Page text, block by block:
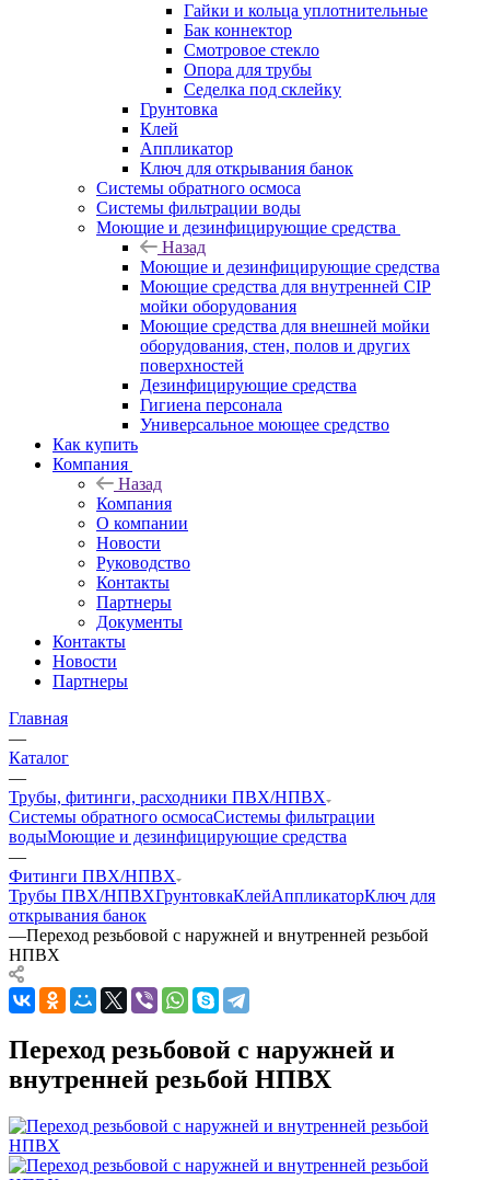
Гайки и кольца уплотнительные
Бак коннектор
Смотровое стекло
Опора для трубы
Седелка под склейку
Грунтовка
Клей
Аппликатор
Ключ для открывания банок
Системы обратного осмоса
Системы фильтрации воды
Моющие и дезинфицирующие средства
Назад
Моющие и дезинфицирующие средства
Моющие средства для внутренней CIP
мойки оборудования
Моющие средства для внешней мойки
оборудования, стен, полов и других
поверхностей
Дезинфицирующие средства
Гигиена персонала
Универсальное моющее средство
Как купить
Компания
Назад
Компания
О компании
Новости
Руководство
Контакты
Партнеры
Документы
Контакты
Новости
Партнеры
Главная
—
Каталог
—
Трубы, фитинги, расходники ПВХ/НПВХ
Системы обратного осмосаСистемы фильтрации
водыМоющие и дезинфицирующие средства
—
Фитинги ПВХ/НПВХ
Трубы ПВХ/НПВХГрунтовкаКлейАппликаторКлюч для
открывания банок
—Переход резьбовой с наружней и внутренней резьбой
НПВХ
Переход резьбовой с наружней и
внутренней резьбой НПВХ